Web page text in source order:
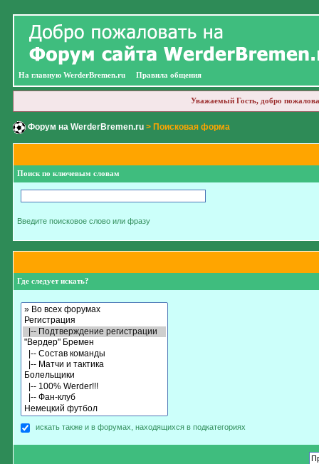
На главную WerderBremen.ru Правила общения
Уважаемый Гость, добро
Форум на WerderBremen.ru> Поисковая форма
Поиск по ключевым словам
Введите поисковое слово или фразу
Где следует искать?
искать также и в форумах, находящихся в подкатегориях